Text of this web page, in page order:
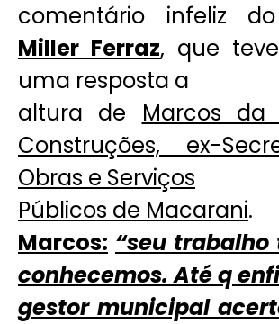
comentário infeliz
Miller Ferraz, que
uma resposta a
altura de Marcos da
Construções, ex-
Obras e Serviços
Públicos de Macarani.
Marcos: “seu trabalho
conhecemos. Até q
gestor municipal